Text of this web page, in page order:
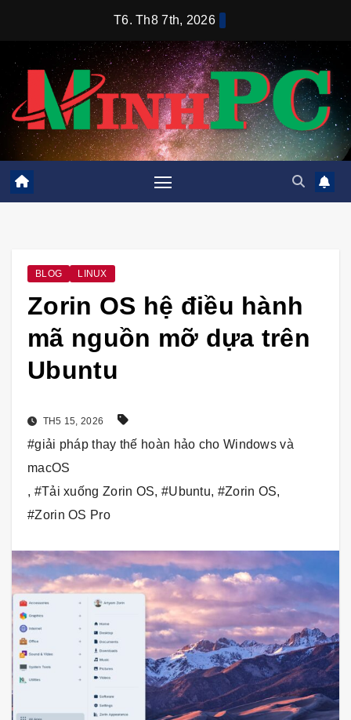
T6. Th8 7th, 2026
BLOG LINUX
Zorin OS hệ điều hành
mã nguồn mỡ dựa trên
Ubuntu
TH5 15, 2026
#giải pháp thay thế hoàn hảo cho Windows và
macOS
, #Tải xuống Zorin OS, #Ubuntu, #Zorin OS,
#Zorin OS Pro